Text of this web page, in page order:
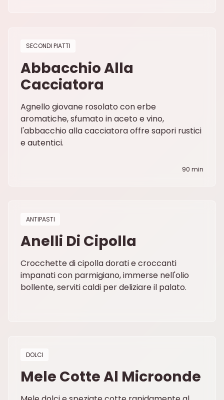
SECONDI PIATTI
Abbacchio Alla
Cacciatora
Agnello giovane rosolato con erbe
aromatiche, sfumato in aceto e vino,
l'abbacchio alla cacciatora offre sapori rustici
e autentici.
90 min
ANTIPASTI
Anelli Di Cipolla
Crocchette di cipolla dorati e croccanti
impanati con parmigiano, immerse nell'olio
bollente, serviti caldi per deliziare il palato.
DOLCI
Mele Cotte Al Microonde